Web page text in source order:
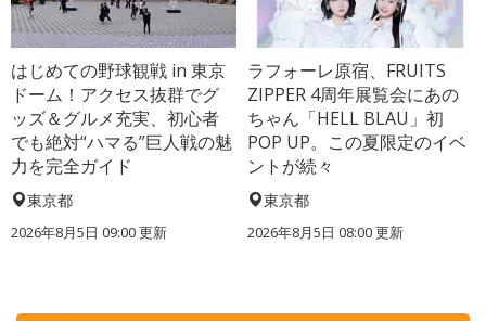
はじめての野球観戦 in 東京
ドーム！アクセス抜群でグ
ッズ＆グルメ充実、初心者
でも絶対“ハマる”巨人戦の魅
力を完全ガイド
東京都
2026年8月5日 09:00更新
ラフォーレ原宿、FRUITS
ZIPPER 4周年展覧会にあの
ちゃん「HELL BLAU」初
POP UP。この夏限定のイベ
ントが続々
東京都
2026年8月5日 08:00更新